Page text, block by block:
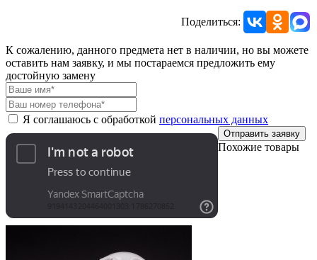
Поделиться:
К сожалению, данного предмета нет в наличии, но вы можете
оставить нам заявку, и мы постараемся предложить ему
достойную замену
Я соглашаюсь с обработкой персональных данных
Отправить заявку
Похожие товары